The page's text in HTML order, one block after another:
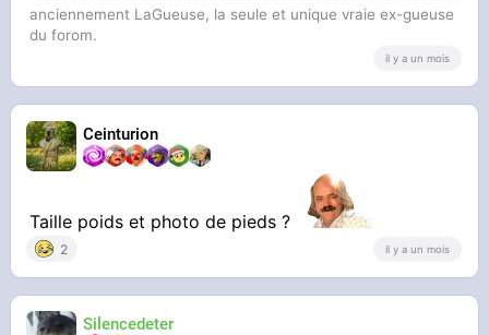
anciennement LaGueuse, la seule et unique vraie ex-gueuse
du forom.
il y a un mois
Ceinturion
Taille poids et photo de pieds ?
2 il y a un mois
Silencedeter